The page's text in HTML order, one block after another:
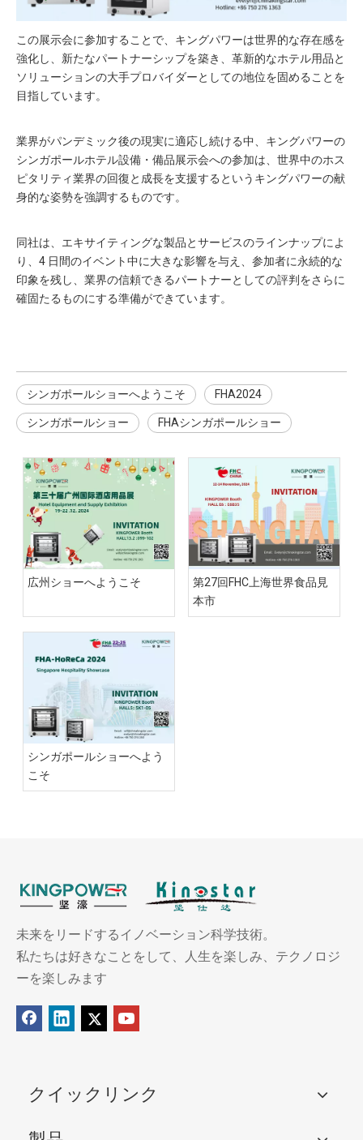
この展示会に参加することで、キングパワーは世界的な存在感を
強化し、新たなパートナーシップを築き、革新的なホテル用品と
ソリューションの大手プロバイダーとしての地位を固めることを
目指しています。
業界がパンデミック後の現実に適応し続ける中、キングパワーの
シンガポールホテル設備・備品展示会への参加は、世界中のホス
ピタリティ業界の回復と成長を支援するというキングパワーの献
身的な姿勢を強調するものです。
同社は、エキサイティングな製品とサービスのラインナップによ
り、4 日間のイベント中に大きな影響を与え、参加者に永続的な
印象を残し、業界の信頼できるパートナーとしての評判をさらに
確固たるものにする準備ができています。
シンガポールショーへようこそ FHA2024
シンガポールショー FHAシンガポールショー
広州ショーへようこそ
第27回FHC上海世界食品見
本市
シンガポールショーへよう
こそ
未来をリードするイノベーション科学技術。
私たちは好きなことをして、人生を楽しみ、テクノロジ
ーを楽しみます
クイックリンク